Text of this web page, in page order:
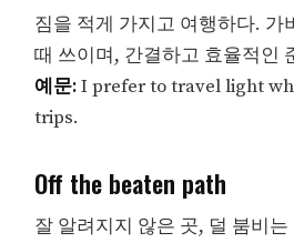
짐을 적게 가지고 여행하다. 가
때 쓰이며, 간결하고 효율적인
예문:I prefer to travel light
trips.
Off the beaten path
잘 알려지지 않은 곳, 덜 붐비